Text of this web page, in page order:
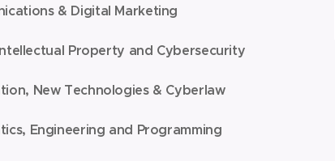
& Digital Marketing
Property and Cybersecurity
New Technologies & Cyberlaw
Engineering and Programming